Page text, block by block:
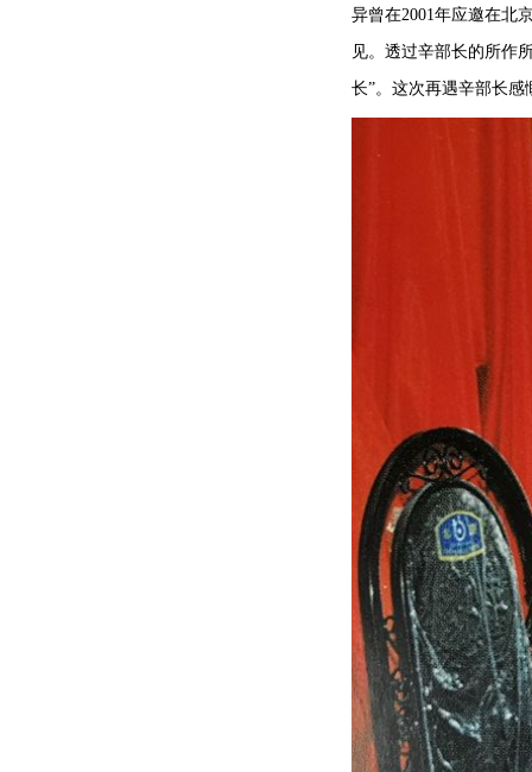
异曾在2001年应邀在北
见。透过辛部长的所作
长”。这次再遇辛部长感